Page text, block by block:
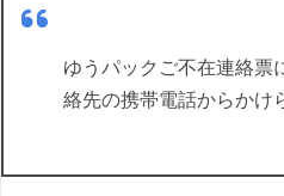
ゆうパックご不在連絡票
絡先の携帯電話からかけ